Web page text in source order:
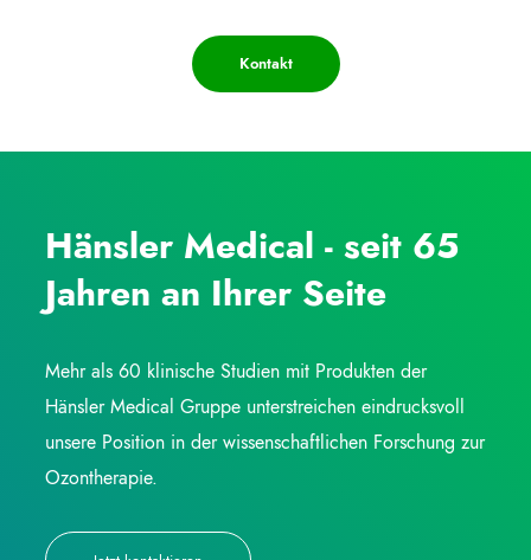
Kontakt
Hänsler Medical - seit 65
Jahren an Ihrer Seite
Mehr als 60 klinische Studien mit Produkten der
Hänsler Medical Gruppe unterstreichen eindrucksvoll
unsere Position in der wissenschaftlichen Forschung zur
Ozontherapie.